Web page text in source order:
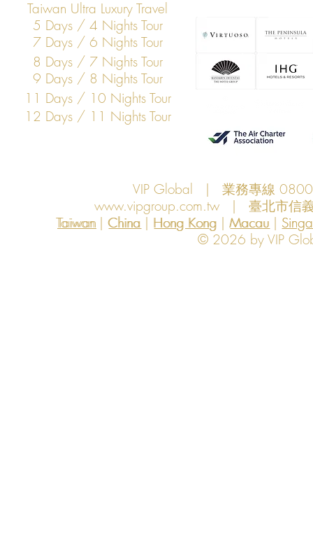
Taiwan Ultra Luxury Travel
5 Days / 4 Nights Tour
7 Days / 6 Nights Tour
8 Days / 7 Nights Tour
9 Days / 8 Nights Tour
11 Days / 10 Nights Tour
12 Days / 11 Nights Tour
VIP Global | 業務專線
www.vipgroup.com.tw | 臺北市信
Taiwan | China | Hong Kong | Macau |
Hong Kong
China Macau
Taiwan
© 2026 by VIP